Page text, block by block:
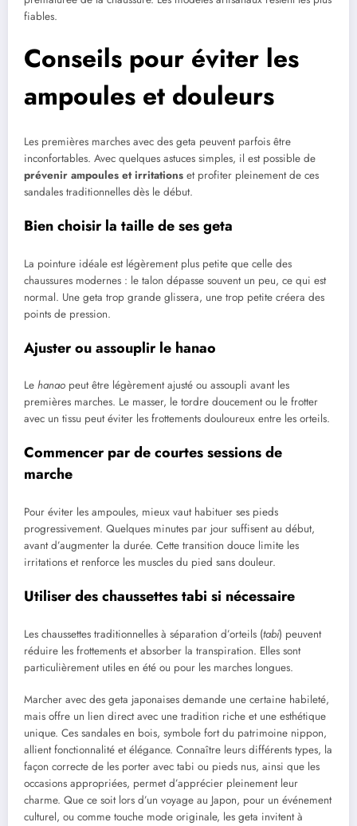
fiables.
Conseils pour éviter les
ampoules et douleurs
Les premières marches avec des geta peuvent parfois être
inconfortables. Avec quelques astuces simples, il est possible de
prévenir ampoules et irritations et profiter pleinement de ces
sandales traditionnelles dès le début.
Bien choisir la taille de ses geta
La pointure idéale est légèrement plus petite que celle des
chaussures modernes : le talon dépasse souvent un peu, ce qui est
normal. Une geta trop grande glissera, une trop petite créera des
points de pression.
Ajuster ou assouplir le hanao
Le hanao peut être légèrement ajusté ou assoupli avant les
premières marches. Le masser, le tordre doucement ou le frotter
avec un tissu peut éviter les frottements douloureux entre les orteils.
Commencer par de courtes sessions de
marche
Pour éviter les ampoules, mieux vaut habituer ses pieds
progressivement. Quelques minutes par jour suffisent au début,
avant d’augmenter la durée. Cette transition douce limite les
irritations et renforce les muscles du pied sans douleur.
Utiliser des chaussettes tabi si nécessaire
Les chaussettes traditionnelles à séparation d’orteils (tabi) peuvent
réduire les frottements et absorber la transpiration. Elles sont
particulièrement utiles en été ou pour les marches longues.
Marcher avec des geta japonaises demande une certaine habileté,
mais offre un lien direct avec une tradition riche et une esthétique
unique. Ces sandales en bois, symbole fort du patrimoine nippon,
allient fonctionnalité et élégance. Connaître leurs différents types, la
façon correcte de les porter avec tabi ou pieds nus, ainsi que les
occasions appropriées, permet d’apprécier pleinement leur
charme. Que ce soit lors d’un voyage au Japon, pour un événement
culturel, ou comme touche mode originale, les geta invitent à